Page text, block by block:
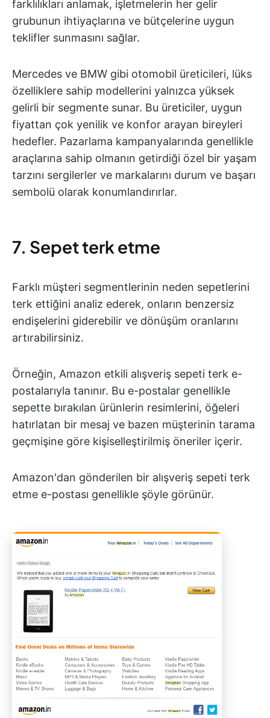
farklılıkları anlamak, işletmelerin her gelir
grubunun ihtiyaçlarına ve bütçelerine uygun
teklifler sunmasını sağlar.
Mercedes ve BMW gibi otomobil üreticileri, lüks
özelliklere sahip modellerini yalnızca yüksek
gelirli bir segmente sunar. Bu üreticiler, uygun
fiyattan çok yenilik ve konfor arayan bireyleri
hedefler. Pazarlama kampanyalarında genellikle
araçlarına sahip olmanın getirdiği özel bir yaşam
tarzını sergilerler ve markalarını durum ve başarı
sembolü olarak konumlandırırlar.
7. Sepet terk etme
Farklı müşteri segmentlerinin neden sepetlerini
terk ettiğini analiz ederek, onların benzersiz
endişelerini giderebilir ve dönüşüm oranlarını
artırabilirsiniz.
Örneğin, Amazon etkili alışveriş sepeti terk e-
postalarıyla tanınır. Bu e-postalar genellikle
sepette bırakılan ürünlerin resimlerini, öğeleri
hatırlatan bir mesaj ve bazen müşterinin tarama
geçmişine göre kişiselleştirilmiş öneriler içerir.
Amazon'dan gönderilen bir alışveriş sepeti terk
etme e-postası genellikle şöyle görünür.